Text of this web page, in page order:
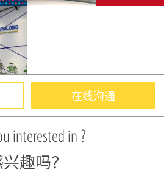
在线沟通
interested in ?
趣吗？